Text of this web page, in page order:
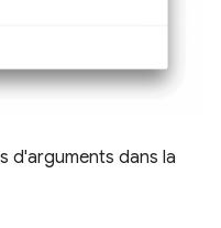
d'arguments dans la